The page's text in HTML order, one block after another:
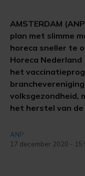
AMSTERDAM
plan met slimme
horeca sneller te
Horeca Nederland
het
volksgezondheid,
het herstel van
ANP
17 december 2020 -